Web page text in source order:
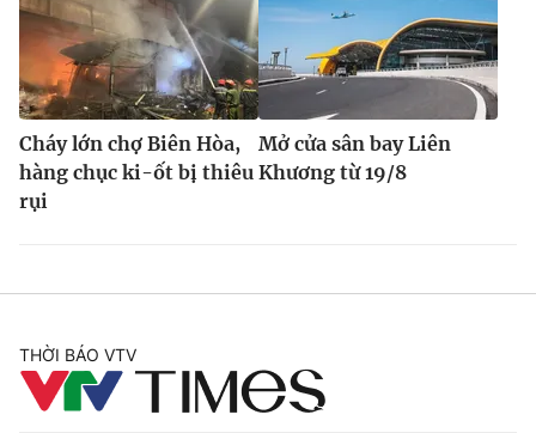
Cháy lớn chợ Biên Hòa,
hàng chục ki-ốt bị thiêu
rụi
Mở cửa sân bay Liên
Khương từ 19/8
THỜI BÁO VTV